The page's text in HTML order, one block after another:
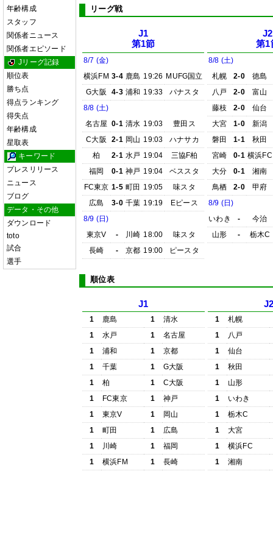
年齢構成
スタッフ
関係者ニュース
関係者エピソード
Jリーグ記録
順位表
勝ち点
得点ランキング
得失点
年齢構成
星取表
キーワード
プレスリリース
ニュース
ブログ
データ・その他
ダウンロード
toto
試合
選手
リーグ戦
J1
第1節
8/7 (金)
横浜FM 3-4 鹿島 19:26 MUFG国立
G大阪
4-3 浦和 19:33
パナスタ
8/8 (土)
名古屋 0-1 清水 19:03
豊田ス
C大阪
2-1 岡山 19:03
ハナサカ
柏
2-1 水戸 19:04
三協F柏
福岡
0-1 神戸 19:04
ベススタ
FC東京 1-5 町田 19:05
味スタ
広島
3-0 千葉 19:19
Eピース
8/9 (日)
東京V
- 川崎 18:00
味スタ
長崎
- 京都 19:00 ピースタ
J2
第1
8/8 (土)
札幌
2-0
徳島
八戸
2-0
富山
藤枝
2-0
仙台
大宮
1-0
新潟
磐田
1-1
秋田
宮崎
0-1 横浜FC
大分
0-1
湘南
鳥栖
2-0
甲府
8/9 (日)
いわき
-
今治
山形
- 栃木C
順位表
J1
1 鹿島 1
清水
1
水戸 1
名古屋
1
浦和 1
京都
1
千葉 1
G大阪
1
柏 1
C大阪
1
FC東京 1
神戸
1
東京V 1
岡山
1
町田 1
広島
1
川崎 1
福岡
1
横浜FM 1 長崎
1
札幌
1
八戸
1
仙台
1
秋田
1
山形
1
いわき
1
栃木C
1
大宮
1
横浜FC
1
湘南